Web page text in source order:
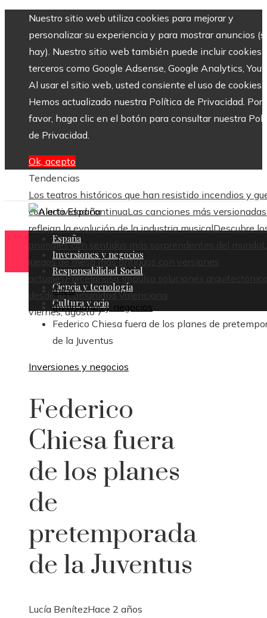
Nuestro sitio web utiliza cookies para mejorar y
personalizar su experiencia y para mostrar anuncios
hay). Nuestro sitio web también puede incluir cookies
terceros como Google Adsense, Google Analytics,
Al usar el sitio web, usted consiente el uso de cookies.
Hemos actualizado nuestra Política de Privacidad. Por
favor, haga clic en el botón para consultar nuestra
de Privacidad.
Ok, acepto
Tendencias
Los teatros históricos que han resistido incendios y
con actividad continuaLas canciones más
reflejan la evolución de la industria musicalDescubre
animales con sentidos más sorprendentes del mundo
juegos de mesa más antiguos con versiones
actualesPorcelanosa impulsa soluciones
desde la Comunidad Valenciana
viernes, agosto 7
España
Inversiones y negocios
Responsabilidad Social
Ciencia y tecnología
Cultura y ocio
Inicio
Inversiones y negocios
Federico Chiesa fuera de los planes de
de la Juventus
Inversiones y negocios
Federico
Chiesa fuera
de los planes
de
pretemporada
de la Juventus
Lucía BenítezHace 2 años